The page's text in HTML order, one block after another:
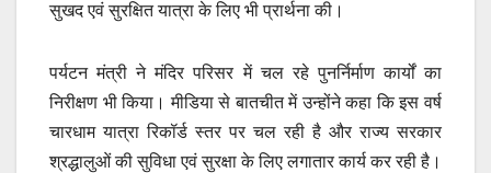
सुखद एवं सुरक्षित यात्रा के लिए भी प्रार्थना की।
पर्यटन मंत्री ने मंदिर परिसर में चल रहे पुनर्निर्माण कार्यों का
निरीक्षण भी किया। मीडिया से बातचीत में उन्होंने कहा कि इस वर्ष
चारधाम यात्रा रिकॉर्ड स्तर पर चल रही है और राज्य सरकार
श्रद्धालुओं की सुविधा एवं सुरक्षा के लिए लगातार कार्य कर रही है।